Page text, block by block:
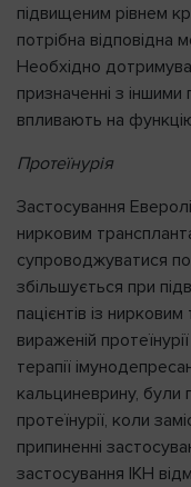
підвищеним рівнем
потрібна відповідна
Необхідно
призначенні з
впливають на
Протеїнурія
Застосування
нирковим
супроводжуватися
збільшується при
пацієнтів із
вираженій
терапії
кальциневрину, були
протеїнурії, коли
припиненні
застосування ІКН